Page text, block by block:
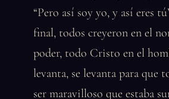
“Pero así soy yo, y así eres
final, todos creyeron en el
poder, todo Cristo en el
levanta, se levanta para que
ser maravilloso que estaba